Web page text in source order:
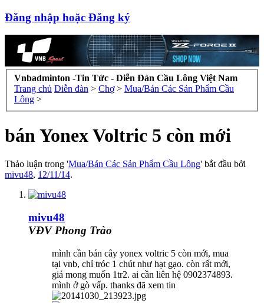
Đăng nhập hoặc Đăng ký
Vnbadminton -Tin Tức - Diễn Đàn Cầu Lông Việt Nam
Trang chủ Diễn đàn > Chợ > Mua/Bán Các Sản Phẩm Cầu
Lông >
bán Yonex Voltric 5 còn mới
Thảo luận trong 'Mua/Bán Các Sản Phẩm Cầu Lông' bắt đầu bởi
mivu48, 12/11/14.
mivu48
VĐV Phong Trào
mình cần bán cây yonex voltric 5 còn mới, mua
tại vnb, chỉ tróc 1 chút như hạt gạo. còn rất mới,
giá mong muốn 1tr2. ai cần liên hệ 0902374893.
mình ở gò vấp. thanks đã xem tin